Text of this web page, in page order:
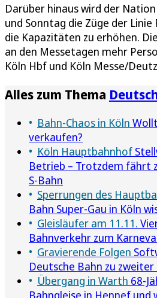
Darüber hinaus wird der
und Sonntag die Züge der
die Kapazitäten zu erhöhen. Die
an den Messetagen mehr
Köln Hbf und Köln Messe/
Alles zum Thema
Bahn-Chaos in Köln
verkaufen?
Köln Hauptbahnhof
Betrieb – Trotzdem fährt
S-Bahn
Sperrungen des
Bahn Super-Gau in Köln
Gleisläufer am 11.11.
Bahnverkehr zum
Gravierende Folgen
Deutsche Bahn zu zweiter
Übergang in Warth 68-
Bahngleise in Hennef und